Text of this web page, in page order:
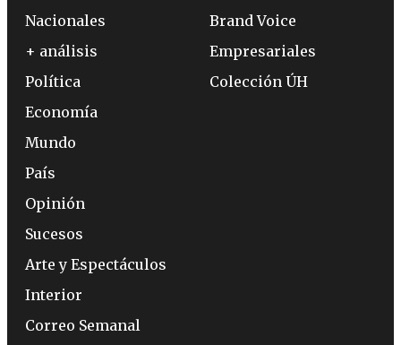
Nacionales
+ análisis
Política
Economía
Mundo
País
Opinión
Sucesos
Arte y Espectáculos
Interior
Correo Semanal
Brand Voice
Empresariales
Colección ÚH